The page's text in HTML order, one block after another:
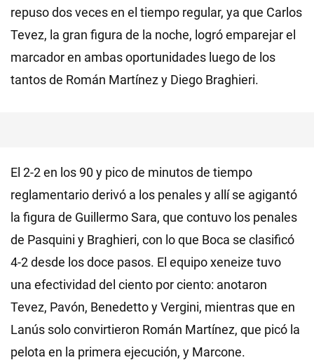
repuso dos veces en el tiempo regular, ya que Carlos
Tevez, la gran figura de la noche, logró emparejar el
marcador en ambas oportunidades luego de los
tantos de Román Martínez y Diego Braghieri.
El 2-2 en los 90 y pico de minutos de tiempo
reglamentario derivó a los penales y allí se agigantó
la figura de Guillermo Sara, que contuvo los penales
de Pasquini y Braghieri, con lo que Boca se clasificó
4-2 desde los doce pasos. El equipo xeneize tuvo
una efectividad del ciento por ciento: anotaron
Tevez, Pavón, Benedetto y Vergini, mientras que en
Lanús solo convirtieron Román Martínez, que picó la
pelota en la primera ejecución, y Marcone.